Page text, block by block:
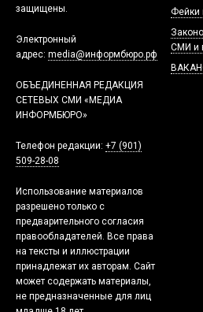
защищены.
Электронный
адрес: media@информбюро.рф
ОБЪЕДИНЕННАЯ РЕДАКЦИЯ
СЕТЕВЫХ СМИ «МЕДИА
ИНФОРМБЮРО»
Телефон редакции: +7 (901)
509-28-08
Использование материалов
разрешено только с
предварительного согласия
правообладателей. Все права
на тексты и иллюстрации
принадлежат их авторам. Сайт
может содержать материалы,
не предназначенные для лиц
Фейки
СМИ и